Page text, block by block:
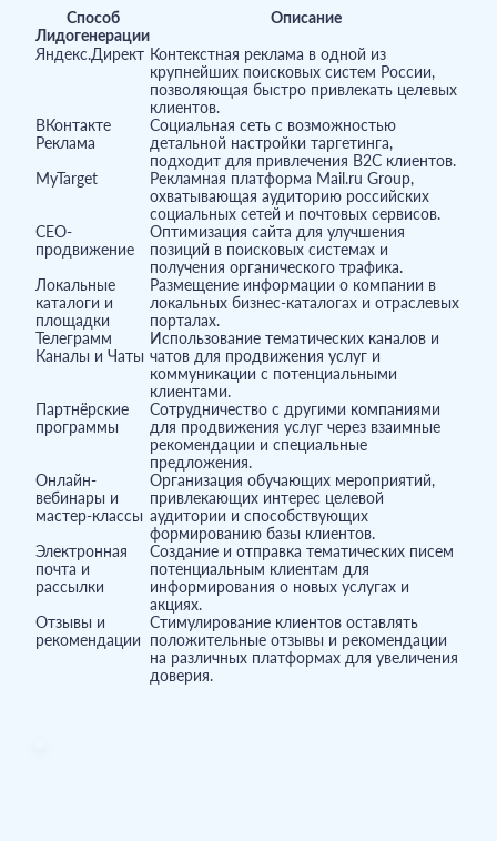
Способ
Лидогенерации
Описание
Яндекс.Директ Контекстная реклама в одной из
крупнейших поисковых систем России,
позволяющая быстро привлекать целевых
клиентов.
ВКонтакте
Реклама
Социальная сеть с возможностью
детальной настройки таргетинга,
подходит для привлечения B2C клиентов.
MyTarget
Рекламная платформа Mail.ru Group,
охватывающая аудиторию российских
социальных сетей и почтовых сервисов.
СЕО-
продвижение
Оптимизация сайта для улучшения
позиций в поисковых системах и
получения органического трафика.
Локальные
каталоги и
площадки
Размещение информации о компании в
локальных бизнес-каталогах и отраслевых
порталах.
Телеграмм
Каналы и Чаты
Использование тематических каналов и
чатов для продвижения услуг и
коммуникации с потенциальными
клиентами.
Партнёрские
программы
Сотрудничество с другими компаниями
для продвижения услуг через взаимные
рекомендации и специальные
предложения.
Онлайн-
вебинары и
мастер-классы
Организация обучающих мероприятий,
привлекающих интерес целевой
аудитории и способствующих
формированию базы клиентов.
Электронная
почта и
рассылки
Создание и отправка тематических писем
потенциальным клиентам для
информирования о новых услугах и
акциях.
Отзывы и
рекомендации
Стимулирование клиентов оставлять
положительные отзывы и рекомендации
на различных платформах для увеличения
доверия.